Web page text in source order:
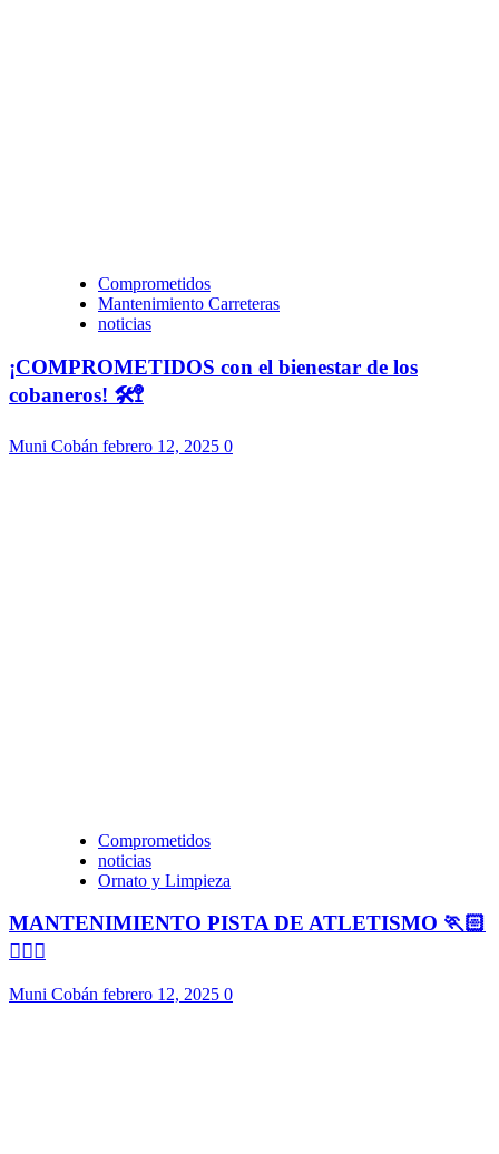
Comprometidos
Mantenimiento Carreteras
noticias
¡COMPROMETIDOS con el bienestar de los
cobaneros! 🛠️🚏
Muni Cobán febrero 12, 2025 0
Comprometidos
noticias
Ornato y Limpieza
MANTENIMIENTO PISTA DE ATLETISMO 🏃🏻
🏃🏻‍♀️
Muni Cobán febrero 12, 2025 0